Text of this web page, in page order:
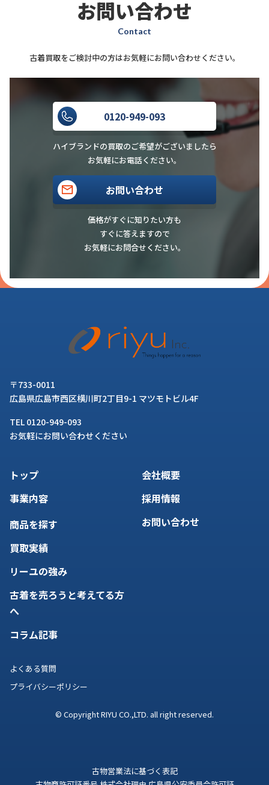
お問い合わせ
Contact
古着買取をご検討中の方はお気軽にお問い合わせください。
0120-949-093
ハイブランドの買取のご希望がございましたら
お気軽にお電話ください。
お問い合わせ
価格がすぐに知りたい方も
すぐに答えますので
お気軽にお問合せください。
〒733-0011
広島県広島市西区横川町2丁目9-1 マツモトビル4F
TEL 0120-949-093
お気軽にお問い合わせください
トップ
事業内容
商品を探す
買取実績
リーユの強み
古着を売ろうと考えてる方
へ
コラム記事
会社概要
採用情報
お問い合わせ
よくある質問
プライバシーポリシー
© Copyright RIYU CO.,LTD. all right reserved.
古物営業法に基づく表記